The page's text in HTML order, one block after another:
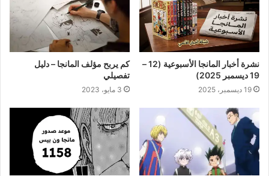
نشرة أخبار المانجا الأسبوعية (12 –
19 ديسمبر 2025)
19 ديسمبر، 2025
كم يربح مؤلف المانجا – دليل
تفصيلي
3 مايو، 2023